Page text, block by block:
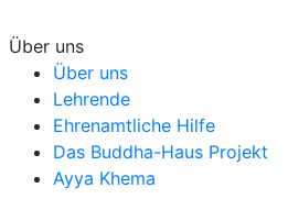
Über uns
Über uns
Lehrende
Ehrenamtliche Hilfe
Das Buddha-Haus Projekt
Ayya Khema